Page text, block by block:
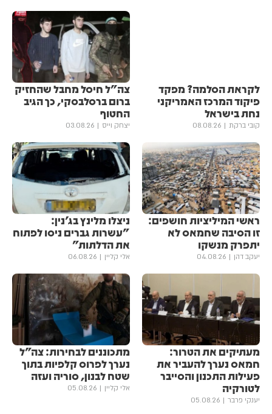
לקראת הסלמה? מפקד
פיקוד המרכז האמריקני
נחת בישראל
קובי ברקת 08.08.26
צה"ל חיסל מחבל שהחזיק
ברום ברסלבסקי, כך הגיב
החטוף
יצחק וייס 03.08.26
ראשי המיליציות חושפים:
זו הסיבה שחמאס לא
יתפרק מנשקו
יעקב דהן 04.08.26
ניצלו מלינץ בג'נין:
"עשרות גברים ניסו לפתוח
את הדלתות"
אלי קליין 06.08.26
מעתיקים את הטרור:
חמאס נערך להעביר את
פעילות התכנון והסייבר
לטורקיה
יענקי פרבר 05.08.26
מתכוננים לבחירות: צה״ל
נערך לפרוס קלפיות בתוך
שטח לבנון, סוריה ועזה
אלי קליין 05.08.26